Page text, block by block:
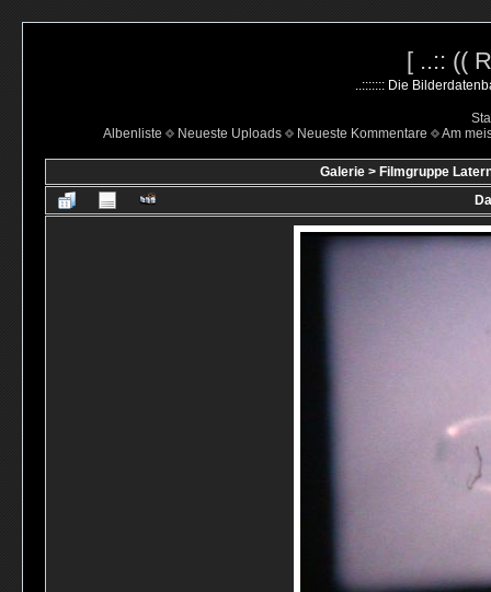
[ ..:: ((
..::::::: Die
Albenliste
Neueste Uploads Neueste Kommentare Am
Galerie > Filmgruppe